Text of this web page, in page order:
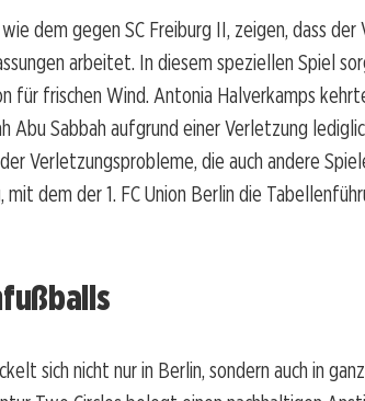
dem gegen SC Freiburg II, zeigen, dass der
arbeitet. In diesem speziellen Spiel
für frischen Wind. Antonia Halverkamps
Abu Sabbah aufgrund einer Verletzung
Verletzungsprobleme, die auch andere
dem der 1. FC Union Berlin die
sich nicht nur in Berlin, sondern auch in